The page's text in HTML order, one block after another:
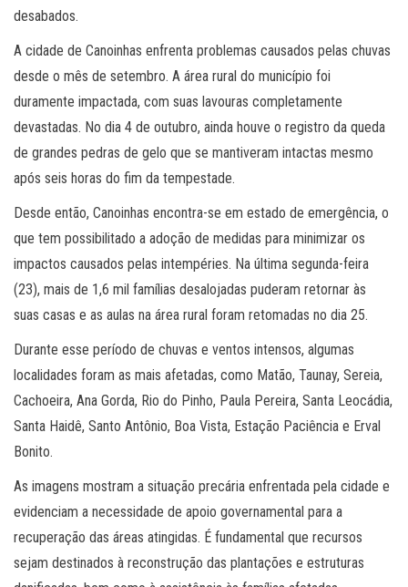
desabados.
A cidade de Canoinhas enfrenta problemas causados pelas chuvas
desde o mês de setembro. A área rural do município foi
duramente impactada, com suas lavouras completamente
devastadas. No dia 4 de outubro, ainda houve o registro da queda
de grandes pedras de gelo que se mantiveram intactas mesmo
após seis horas do fim da tempestade.
Desde então, Canoinhas encontra-se em estado de emergência, o
que tem possibilitado a adoção de medidas para minimizar os
impactos causados pelas intempéries. Na última segunda-feira
(23), mais de 1,6 mil famílias desalojadas puderam retornar às
suas casas e as aulas na área rural foram retomadas no dia 25.
Durante esse período de chuvas e ventos intensos, algumas
localidades foram as mais afetadas, como Matão, Taunay, Sereia,
Cachoeira, Ana Gorda, Rio do Pinho, Paula Pereira, Santa Leocádia,
Santa Haidê, Santo Antônio, Boa Vista, Estação Paciência e Erval
Bonito.
As imagens mostram a situação precária enfrentada pela cidade e
evidenciam a necessidade de apoio governamental para a
recuperação das áreas atingidas. É fundamental que recursos
sejam destinados à reconstrução das plantações e estruturas